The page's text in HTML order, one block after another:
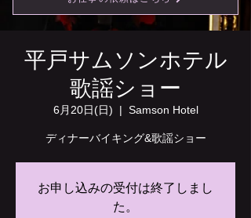
平戸サムソンホテル
歌謡ショー
6月20日(日)
  |
Samson Hotel
ディナーバイキング&歌謡ショー
お申し込みの受付は終了しまし
た。